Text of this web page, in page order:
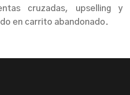
cruzadas, upselling y
en carrito abandonado.